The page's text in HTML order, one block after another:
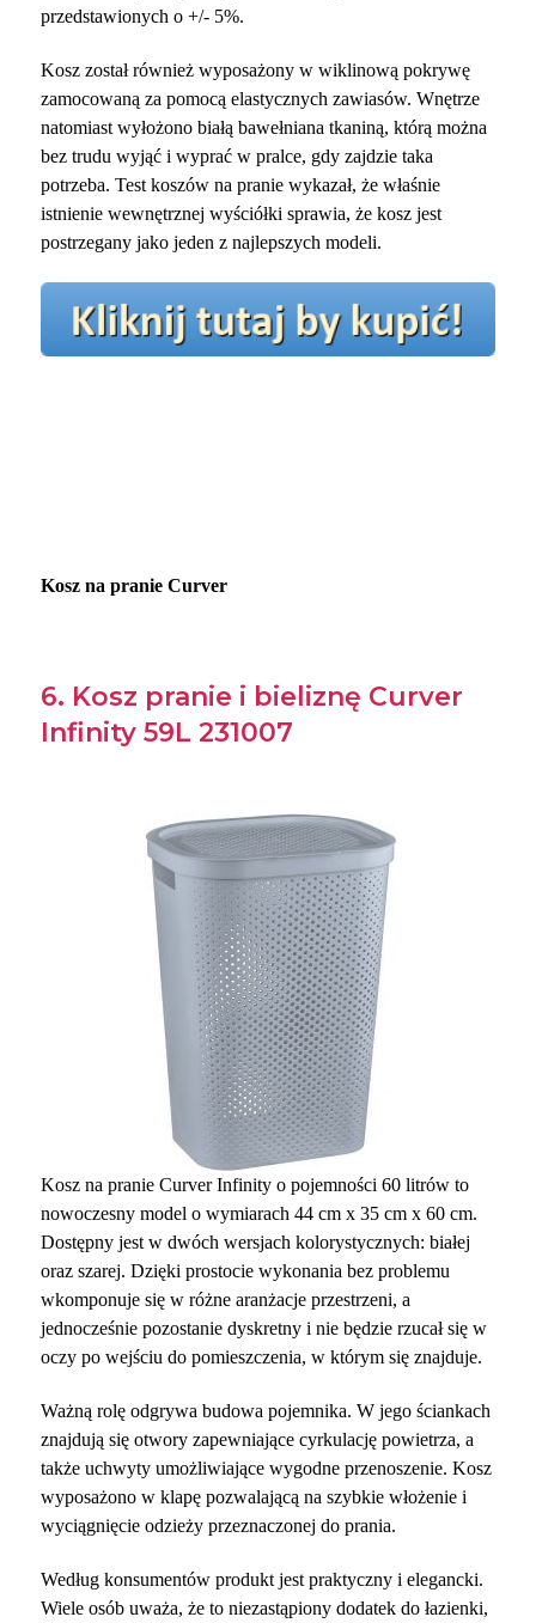
przedstawionych o +/- 5%.
Kosz został również wyposażony w wiklinową pokrywę
zamocowaną za pomocą elastycznych zawiasów. Wnętrze
natomiast wyłożono białą bawełniana tkaniną, którą można
bez trudu wyjąć i wyprać w pralce, gdy zajdzie taka
potrzeba. Test koszów na pranie wykazał, że właśnie
istnienie wewnętrznej wyściółki sprawia, że kosz jest
postrzegany jako jeden z najlepszych modeli.
Kosz na pranie Curver
6. Kosz pranie i bieliznę Curver
Infinity 59L 231007
Kosz na pranie Curver Infinity o pojemności 60 litrów to
nowoczesny model o wymiarach 44 cm x 35 cm x 60 cm.
Dostępny jest w dwóch wersjach kolorystycznych: białej
oraz szarej. Dzięki prostocie wykonania bez problemu
wkomponuje się w różne aranżacje przestrzeni, a
jednocześnie pozostanie dyskretny i nie będzie rzucał się w
oczy po wejściu do pomieszczenia, w którym się znajduje.
Ważną rolę odgrywa budowa pojemnika. W jego ściankach
znajdują się otwory zapewniające cyrkulację powietrza, a
także uchwyty umożliwiające wygodne przenoszenie. Kosz
wyposażono w klapę pozwalającą na szybkie włożenie i
wyciągnięcie odzieży przeznaczonej do prania.
Według konsumentów produkt jest praktyczny i elegancki.
Wiele osób uważa, że to niezastąpiony dodatek do łazienki,